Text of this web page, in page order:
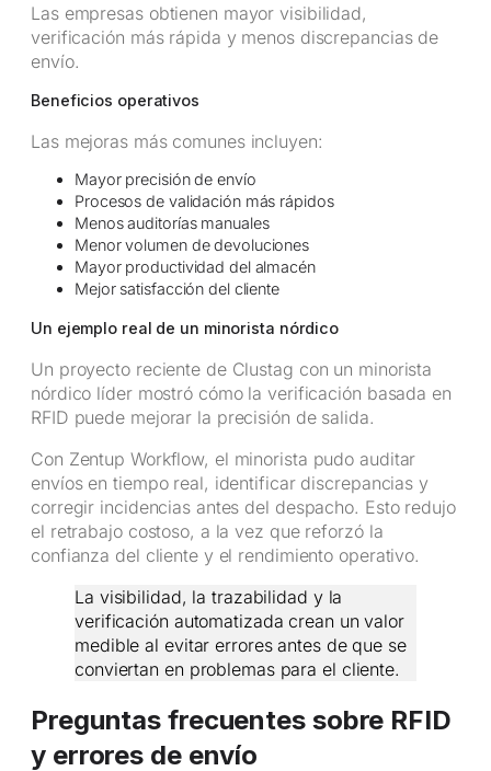
Las empresas obtienen mayor visibilidad,
verificación más rápida y menos discrepancias de
envío.
Beneficios operativos
Las mejoras más comunes incluyen:
Mayor precisión de envío
Procesos de validación más rápidos
Menos auditorías manuales
Menor volumen de devoluciones
Mayor productividad del almacén
Mejor satisfacción del cliente
Un ejemplo real de un minorista nórdico
Un proyecto reciente de Clustag con un minorista
nórdico líder mostró cómo la verificación basada en
RFID puede mejorar la precisión de salida.
Con Zentup Workflow, el minorista pudo auditar
envíos en tiempo real, identificar discrepancias y
corregir incidencias antes del despacho. Esto redujo
el retrabajo costoso, a la vez que reforzó la
confianza del cliente y el rendimiento operativo.
La visibilidad, la trazabilidad y la
verificación automatizada crean un valor
medible al evitar errores antes de que se
conviertan en problemas para el cliente.
Preguntas frecuentes sobre RFID
y errores de envío